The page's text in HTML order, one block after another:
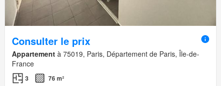
Consulter le prix
Appartement à 75019, Paris, Département de Paris, Île-de-
France
3 76 m²